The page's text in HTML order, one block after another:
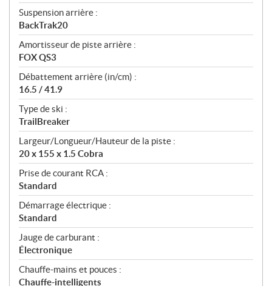
Suspension arrière :
BackTrak20
Amortisseur de piste arrière :
FOX QS3
Débattement arrière (in/cm) :
16.5 / 41.9
Type de ski :
TrailBreaker
Largeur/Longueur/Hauteur de la piste :
20 x 155 x 1.5 Cobra
Prise de courant RCA :
Standard
Démarrage électrique :
Standard
Jauge de carburant :
Électronique
Chauffe-mains et pouces :
Chauffe-intelligents